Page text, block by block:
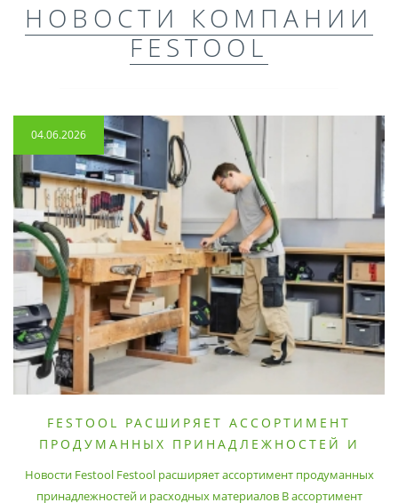
НОВОСТИ КОМПАНИИ
FESTOOL
04.06.2026
FESTOOL РАСШИРЯЕТ АССОРТИМЕНТ
ПРОДУМАННЫХ ПРИНАДЛЕЖНОСТЕЙ И
Новости Festool Festool расширяет ассортимент продуманных
принадлежностей и расходных материалов В ассортимент